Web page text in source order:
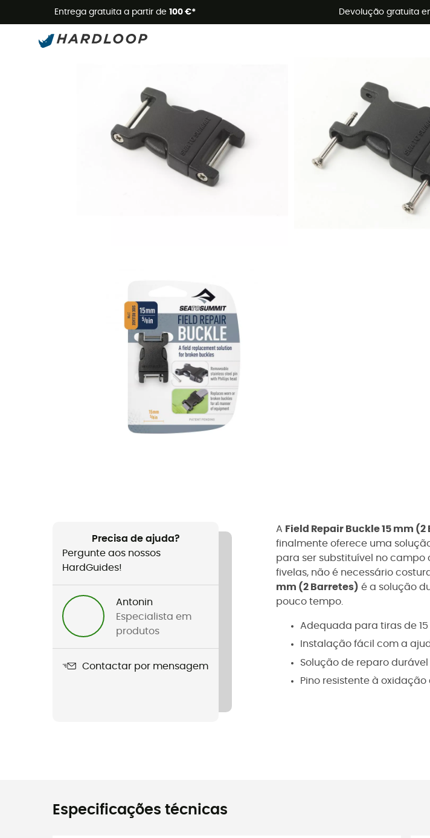
Entrega gratuita a partir de 100 €* Devolução gratuita
Promoções de verão 🔥 -5% EXTRA a partir
Precisa de ajuda?
Pergunte aos nossos
HardGuides!
Antonin
Especialista em
produtos
Contactar por mensagem
A Field Repair Buckle 15 mm
finalmente oferece uma
para ser substituível no
fivelas, não é necessário
mm (2 Barretes) é a solução
pouco tempo.
Adequada para tiras de
Instalação fácil com a
Solução de reparo durável
Pino resistente à
Especificações técnicas